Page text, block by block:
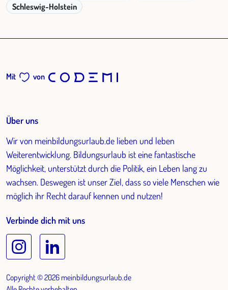
Schleswig-Holstein
Mit von
Über uns
Wir von meinbildungsurlaub.de lieben und leben
Weiterentwicklung. Bildungsurlaub ist eine fantastische
Möglichkeit, unterstützt durch die Politik, ein Leben lang zu
wachsen. Deswegen ist unser Ziel, dass so viele Menschen wie
möglich ihr Recht darauf kennen und nutzen!
Verbinde dich mit uns
Copyright © 2026 meinbildungsurlaub.de